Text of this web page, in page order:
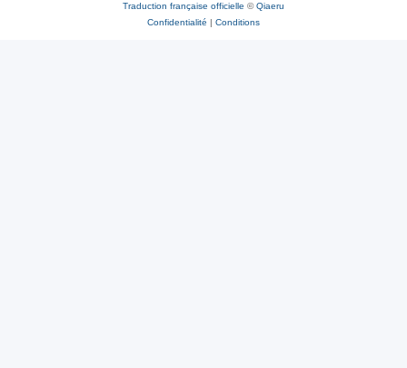
Traduction française officielle ©Qiaeru
Confidentialité | Conditions